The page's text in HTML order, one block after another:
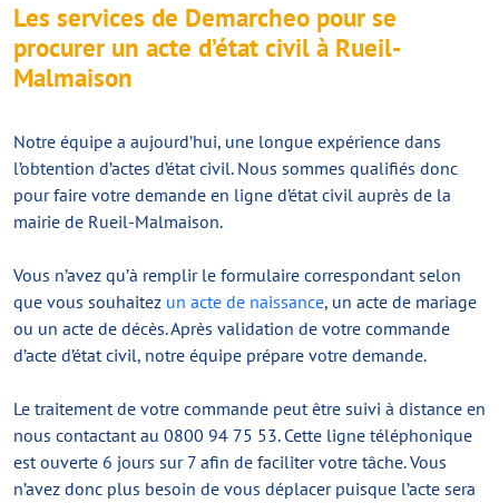
Les services de Demarcheo pour se
procurer un acte d’état civil à Rueil-
Malmaison
Notre équipe a aujourd’hui, une longue expérience dans
l’obtention d’actes d’état civil. Nous sommes qualifiés donc
pour faire votre demande en ligne d’état civil auprès de la
mairie de Rueil-Malmaison.
Vous n’avez qu’à remplir le formulaire correspondant selon
que vous souhaitez un acte de naissance, un acte de mariage
ou un acte de décès. Après validation de votre commande
d’acte d’état civil, notre équipe prépare votre demande.
Le traitement de votre commande peut être suivi à distance en
nous contactant au 0800 94 75 53. Cette ligne téléphonique
est ouverte 6 jours sur 7 afin de faciliter votre tâche. Vous
n’avez donc plus besoin de vous déplacer puisque l’acte sera